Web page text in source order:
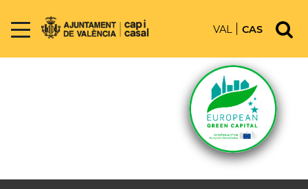
VAL CAS